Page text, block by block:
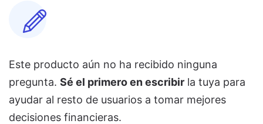
Este producto aún no ha recibido ninguna
pregunta. Sé el primero en escribir la tuya para
ayudar al resto de usuarios a tomar mejores
decisiones financieras.